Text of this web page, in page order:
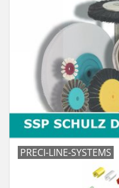
PRECI-LINE-SYSTEMS